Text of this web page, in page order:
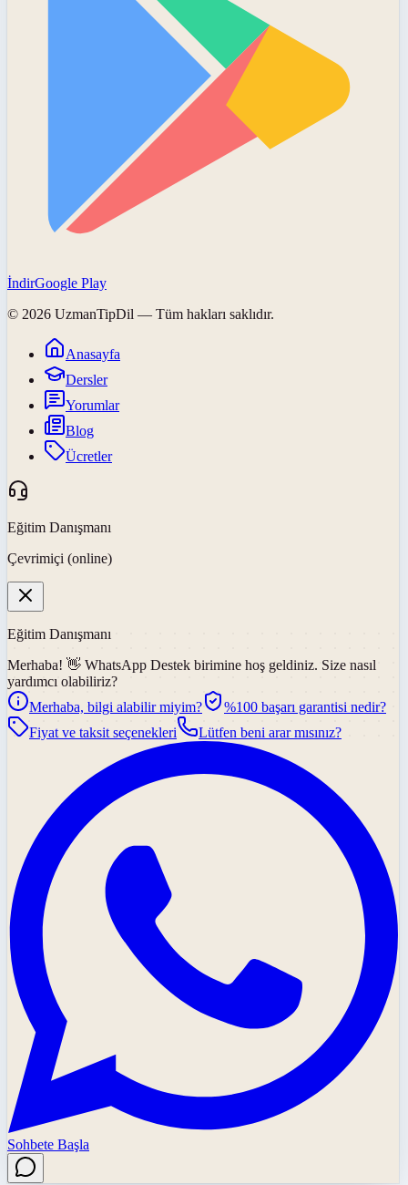
İndirGoogle Play
© 2026 UzmanTipDil — Tüm hakları saklıdır.
Anasayfa
Dersler
Yorumlar
Blog
Ücretler
Eğitim Danışmanı
Çevrimiçi (online)
Eğitim Danışmanı
Merhaba! 👋 WhatsApp Destek birimine hoş geldiniz. Size nasıl
yardımcı olabiliriz?
Merhaba, bilgi alabilir miyim?
%100 başarı garantisi nedir?
Fiyat ve taksit seçenekleri
Lütfen beni arar mısınız?
Sohbete Başla